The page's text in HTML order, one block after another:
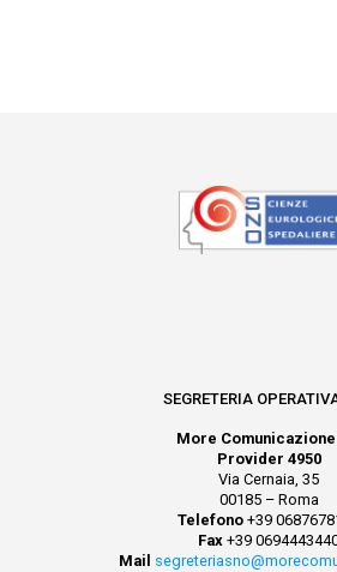
SEGRETERIA
More Comunicazione
Provider 4950
Via Cernaia, 35
00185 – Roma
Telefono +39
Fax +39
Mail